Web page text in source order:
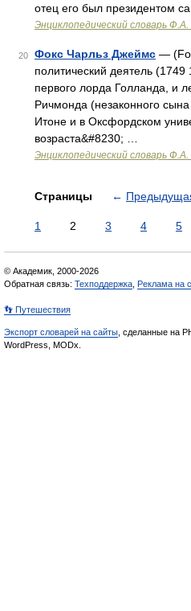
отец его был президентом
Энциклопедический словарь
20 Фокс Чарльз Джеймс —
политический деятель (1749
первого лорда Голланда, и
Ричмонда (незаконного
Итоне и в Оксфордском
возраста&#8230; …
Энциклопедический словарь
Страницы ←
1 2 3 4 5
© Академик, 2000-2026
Обратная связь: Техподдержка Реклама на
👣 Путешествия
Экспорт словарей на сайты , сделанные на
WordPress, MODx.